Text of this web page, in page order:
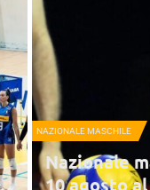
NAZIONALE MASCHILE
Nazionale
10 agosto